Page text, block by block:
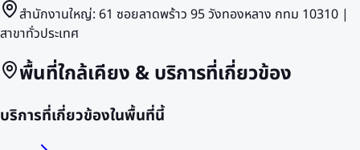
สำนักงานใหญ่: 61 ซอยลาดพร้าว 95 วังทองหลาง กทม 10310 |
สาขาทั่วประเทศ
พื้นที่ใกล้เคียง & บริการที่เกี่ยวข้อง
บริการที่เกี่ยวข้องในพื้นที่นี้